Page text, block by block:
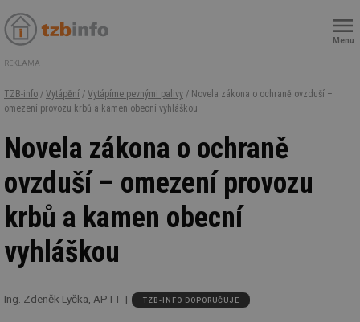
Menu
REKLAMA
TZB-info / Vytápění / Vytápíme pevnými palivy / Novela zákona o ochraně ovzduší –
omezení provozu krbů a kamen obecní vyhláškou
Novela zákona o ochraně
ovzduší – omezení provozu
krbů a kamen obecní
vyhláškou
Ing. Zdeněk Lyčka, APTT TZB-INFO DOPORUČUJE